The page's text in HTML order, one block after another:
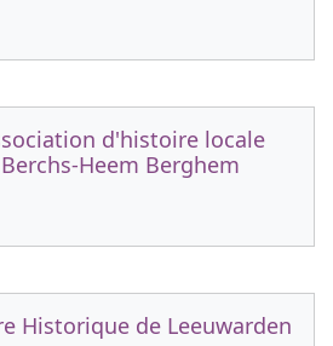
d'histoire locale
Berchs-Heem Berghem
Historique de Leeuwarden